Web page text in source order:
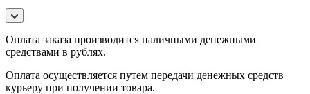
Оплата заказа производится наличными денежными
средствами в рублях.
Оплата осуществляется путем передачи денежных средств
курьеру при получении товара.